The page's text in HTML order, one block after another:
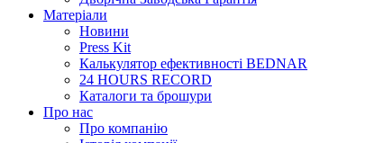
Матеріали
Новини
Press Kit
Калькулятор ефективності BEDNAR
24 HOURS RECORD
Каталоги та брошури
Про нас
Про компанію